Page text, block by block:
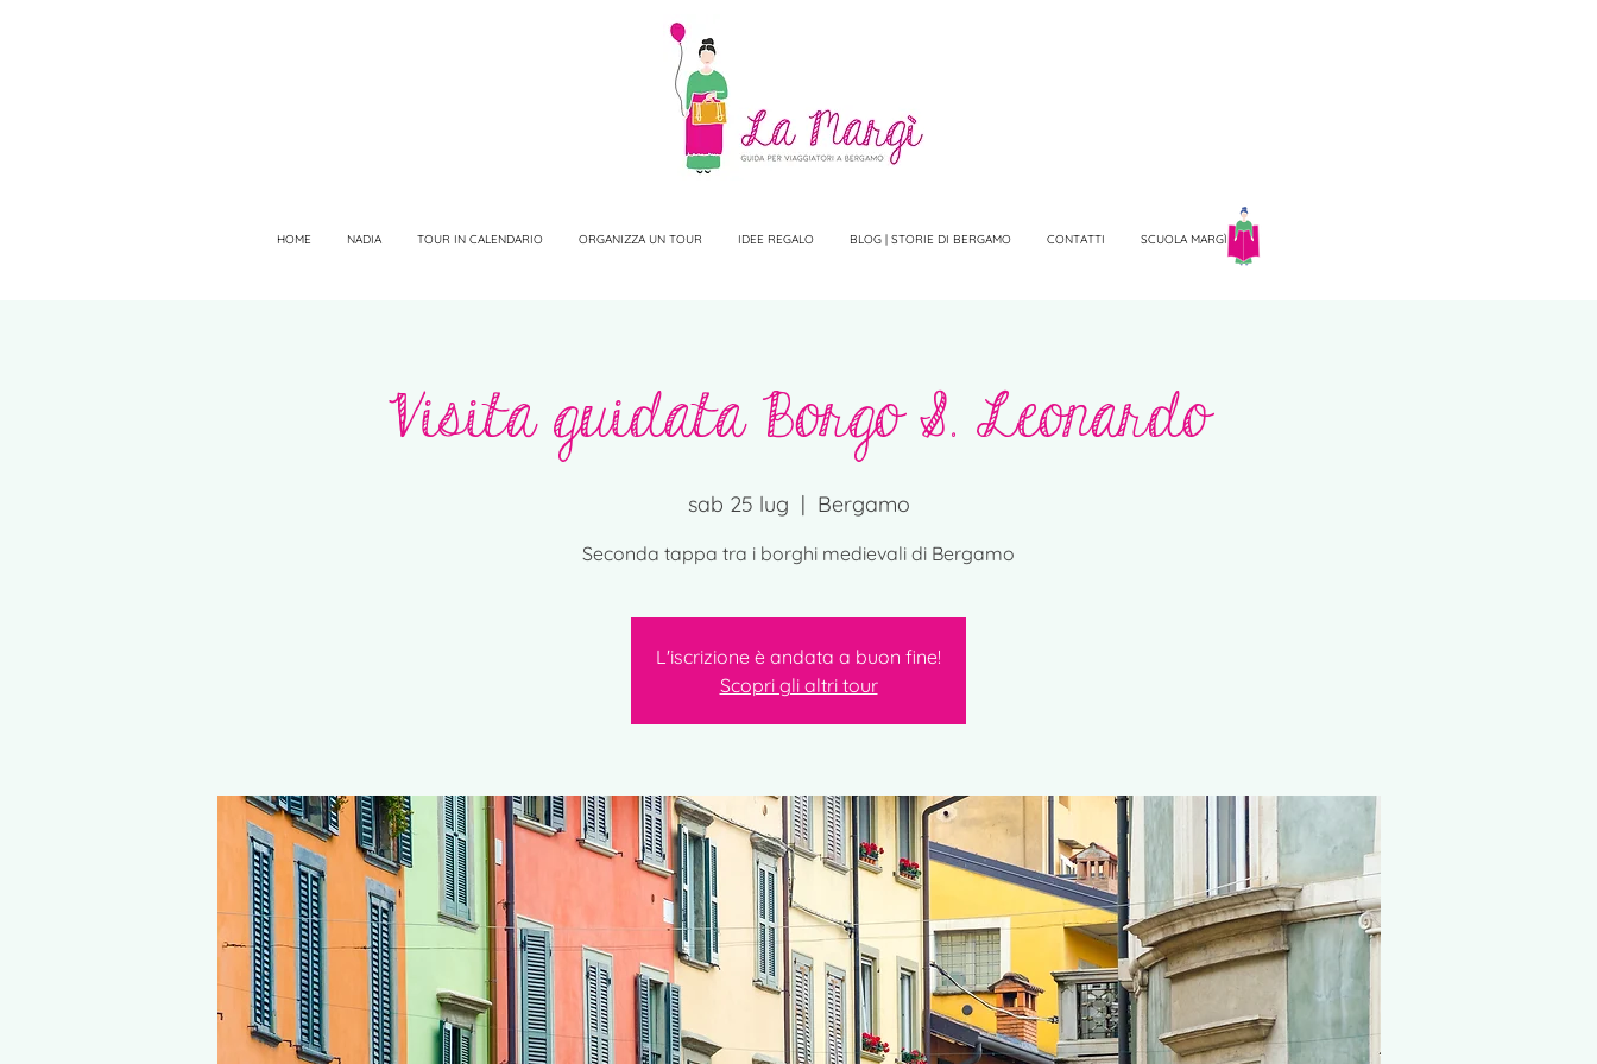
HOME NADIA TOUR IN CALENDARIO ORGANIZZA UN TOUR IDEE REGALO BLOG | STORIE DI BERGAMO CONTATTI SCUOLA MARGÌ
Visita guidata Borgo S. Leonardo
sab 25 lug
  |
Bergamo
Seconda tappa tra i borghi medievali di Bergamo
L'iscrizione è andata a buon fine!
Scopri gli altri tour